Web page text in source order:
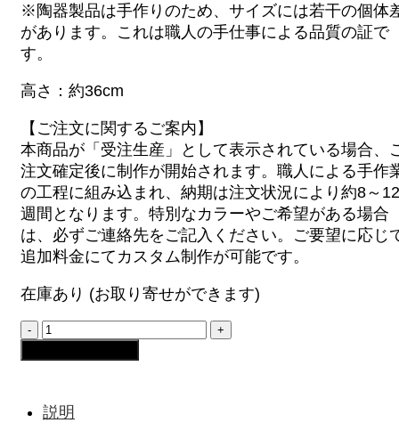
※陶器製品は手作りのため、サイズには若干の個体
があります。これは職人の手仕事による品質の証で
す。
高さ：約36cm
【ご注文に関するご案内】
本商品が「受注生産」として表示されている場合、
注文確定後に制作が開始されます。職人による手作
の工程に組み込まれ、納期は注文状況により約8～12
週間となります。特別なカラーやご希望がある場合
は、必ずご連絡先をご記入ください。ご要望に応じ
追加料金にてカスタム制作が可能です。
在庫あり (お取り寄せができます)
ガ
デ
こ
び
説明